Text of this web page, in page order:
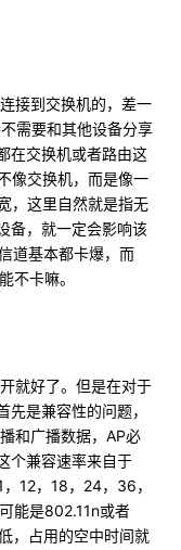
接到交换机的，差一
需要和其他设备分享
在交换机或者路由这
像交换机，而是像一
，这里自然就是指无
备，就一定会影响该
道基本都卡爆，而
不卡嘛。
就好了。但是在对于
是兼容性的问题，
和广播数据，AP必
个兼容速率来自于
12，18，24，36，
能是802.11n或者
，占用的空中时间就